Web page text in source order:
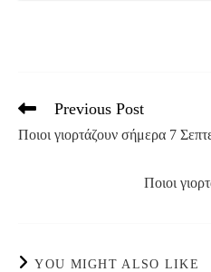
Read
articles
Previous Post
Ποιοι γιορτάζουν σήμερα 7
Ποιοι
YOU MIGHT ALSO LIKE